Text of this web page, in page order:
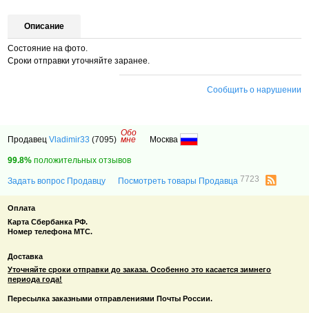
Описание
Состояние на фото.
Сроки отправки уточняйте заранее.
Сообщить о нарушении
ПродавецVladimir33 (7095)
Обо
мне Москва
99.8% положительных отзывов
Задать вопрос Продавцу Посмотреть товары Продавца 7723
Оплата
Карта Сбербанка РФ.
Номер телефона МТС.
Доставка
Уточняйте сроки отправки до заказа. Особенно это касается зимнего
периода года!
Пересылка заказными отправлениями Почты России.